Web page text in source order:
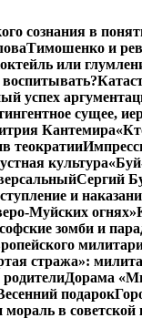
сознания в
Тимошенко и
или
воспитывать?
успех
сущее,
Кантемира
теократии
культура
Сергий
и
Муйских огнях»
зомби и
стража»:
Дорама
подарок
мораль в советской